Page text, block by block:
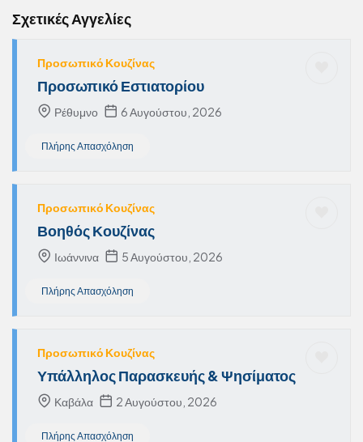
Σχετικές Αγγελίες
Προσωπικό Κουζίνας
Προσωπικό Εστιατορίου
Ρέθυμνο 6 Αυγούστου, 2026
Πλήρης Απασχόληση
Προσωπικό Κουζίνας
Βοηθός Κουζίνας
Ιωάννινα 5 Αυγούστου, 2026
Πλήρης Απασχόληση
Προσωπικό Κουζίνας
Υπάλληλος Παρασκευής & Ψησίματος
Καβάλα 2 Αυγούστου, 2026
Πλήρης Απασχόληση